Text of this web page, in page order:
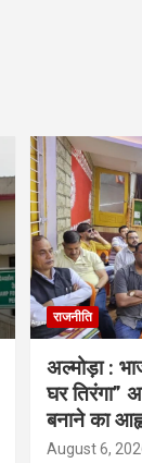
राजनीति
अल्मोड़ा :
घर तिरंगा”
बनाने का
August 6,